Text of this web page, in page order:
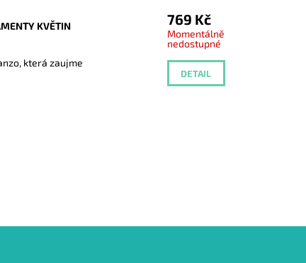
KVĚTIN
která zaujme
769 Kč
Momentálně
nedostupné
DETAIL